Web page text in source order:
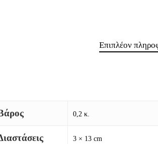
Επιπλέον
0,2 κ.
3 × 13 cm